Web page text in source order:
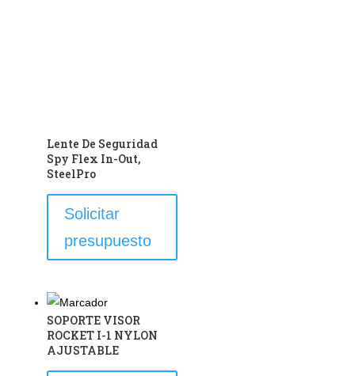
Lente De Seguridad
Spy Flex In-Out,
SteelPro
Solicitar
presupuesto
SOPORTE VISOR
ROCKET I-1 NYLON
AJUSTABLE